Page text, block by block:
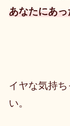
あなたにあ
イヤな気持
い。